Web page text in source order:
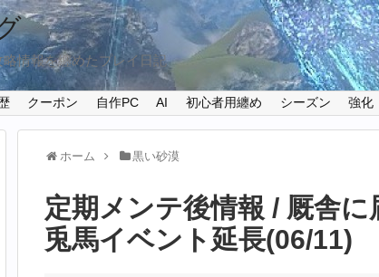
情報を纏めたプレイ日記
クーポン 自作PC AI 初心者用纏め シーズン 強化
ホーム 黒い砂漠
定期メンテ後情報 / 厩舎
兎馬イベント延長(06/11)